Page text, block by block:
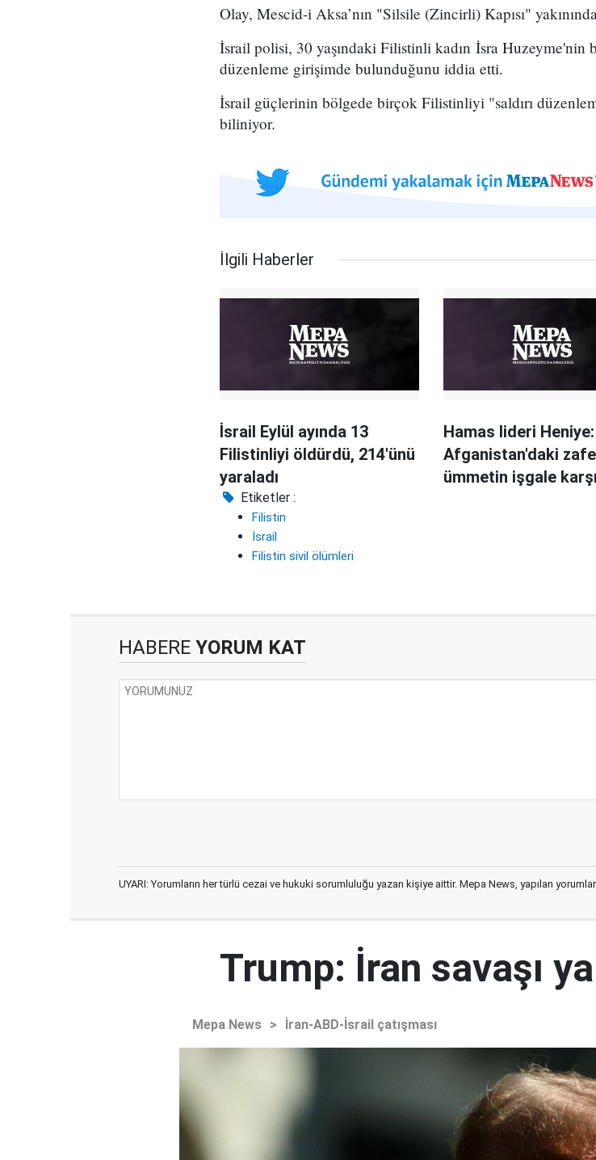
Olay, Mescid-i Aksa’nın "Silsile (Zincirli) Kapısı"
İsrail polisi, 30 yaşındaki Filistinli kadın İsra Huzeyme'nin
düzenleme girişimde bulunduğunu iddia etti.
İsrail güçlerinin bölgede birçok Filistinliyi "saldırı
biliniyor.
İlgili Haberler
İsrail Eylül ayında 13
Filistinliyi öldürdü, 214'ünü
yaraladı
Hamas lideri Heniye:
Afganistan'daki
ümmetin işgale karşı
Etiketler :
Filistin
İsrail
Filistin sivil ölümleri
HABERE YORUM KAT
UYARI: Yorumların her türlü cezai ve hukuki sorumluluğu yazan kişiye aittir. Mepa News, yapılan
Trump: İran savaşı
Mepa News > İran-ABD-İsrail çatışması